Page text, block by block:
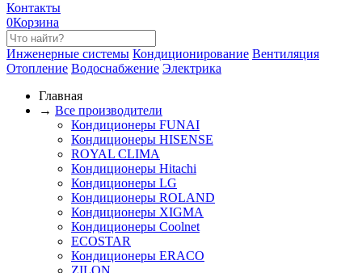
Контакты
0Корзина
Инженерные системы Кондиционирование Вентиляция
Отопление Водоснабжение Электрика
Главная
→ Все производители
Кондиционеры FUNAI
Кондиционеры HISENSE
ROYAL CLIMA
Кондиционеры Hitachi
Кондиционеры LG
Кондиционеры ROLAND
Кондиционеры XIGMA
Кондиционеры Coolnet
ECOSTAR
Кондиционеры ERACO
ZILON